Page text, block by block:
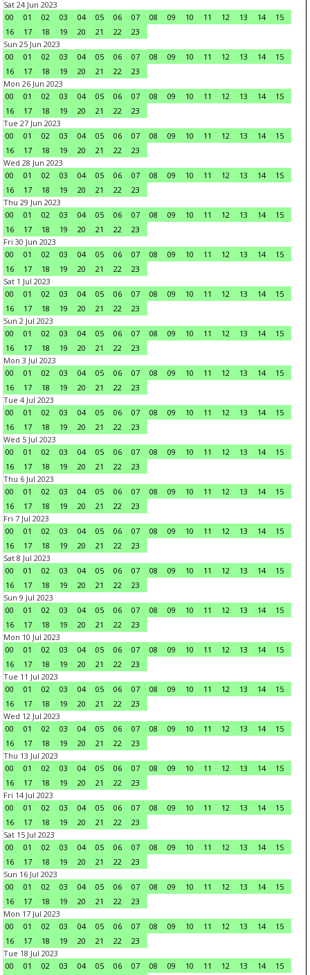
Sat 24 Jun 2023
00
01 02 03 04 05 06 07 08 09 10 11 12 13 14
15
16
17 18 19 20 21 22
23
Sun 25 Jun 2023
00
01 02 03 04 05 06 07 08 09 10 11 12 13 14
15
16
17 18 19 20 21 22
23
Mon 26 Jun 2023
00
01 02 03 04 05 06 07 08 09 10 11 12 13 14
15
16
17 18 19 20 21 22
23
Tue 27 Jun 2023
00
01 02 03 04 05 06 07 08 09 10 11 12 13 14
15
16
17 18 19 20 21 22
23
Wed 28 Jun 2023
00
01 02 03 04 05 06 07 08 09 10 11 12 13 14
15
16
17 18 19 20 21 22
23
Thu 29 Jun 2023
00
01 02 03 04 05 06 07 08 09 10 11 12 13 14
15
16
17 18 19 20 21 22
23
Fri 30 Jun 2023
00
01 02 03 04 05 06 07 08 09 10 11 12 13 14
15
16
17 18 19 20 21 22
23
Sat 1 Jul 2023
00
01 02 03 04 05 06 07 08 09 10 11 12 13 14
15
16
17 18 19 20 21 22
23
Sun 2 Jul 2023
00
01 02 03 04 05 06 07 08 09 10 11 12 13 14
15
16
17 18 19 20 21 22
23
Mon 3 Jul 2023
00
01 02 03 04 05 06 07 08 09 10 11 12 13 14
15
16
17 18 19 20 21 22
23
Tue 4 Jul 2023
00
01 02 03 04 05 06 07 08 09 10 11 12 13 14
15
16
17 18 19 20 21 22
23
Wed 5 Jul 2023
00
01 02 03 04 05 06 07 08 09 10 11 12 13 14
15
16
17 18 19 20 21 22
23
Thu 6 Jul 2023
00
01 02 03 04 05 06 07 08 09 10 11 12 13 14
15
16
17 18 19 20 21 22
23
Fri 7 Jul 2023
00
01 02 03 04 05 06 07 08 09 10 11 12 13 14
15
16
17 18 19 20 21 22
23
Sat 8 Jul 2023
00
01 02 03 04 05 06 07 08 09 10 11 12 13 14
15
16
17 18 19 20 21 22
23
Sun 9 Jul 2023
00
01 02 03 04 05 06 07 08 09 10 11 12 13 14
15
16
17 18 19 20 21 22
23
Mon 10 Jul 2023
00
01 02 03 04 05 06 07 08 09 10 11 12 13 14
15
16
17 18 19 20 21 22
23
Tue 11 Jul 2023
00
01 02 03 04 05 06 07 08 09 10 11 12 13 14
15
16
17 18 19 20 21 22
23
Wed 12 Jul 2023
00
01 02 03 04 05 06 07 08 09 10 11 12 13 14
15
16
17 18 19 20 21 22
23
Thu 13 Jul 2023
00
01 02 03 04 05 06 07 08 09 10 11 12 13 14
15
16
17 18 19 20 21 22
23
Fri 14 Jul 2023
00
01 02 03 04 05 06 07 08 09 10 11 12 13 14
15
16
17 18 19 20 21 22
23
Sat 15 Jul 2023
00
01 02 03 04 05 06 07 08 09 10 11 12 13 14
15
16
17 18 19 20 21 22
23
Sun 16 Jul 2023
00
01 02 03 04 05 06 07 08 09 10 11 12 13 14
15
16
17 18 19 20 21 22
23
Mon 17 Jul 2023
00
01 02 03 04 05 06 07 08 09 10 11 12 13 14
15
16
17 18 19 20 21 22
23
Tue 18 Jul 2023
00
01 02 03 04 05 06 07 08 09 10 11 12 13 14 15